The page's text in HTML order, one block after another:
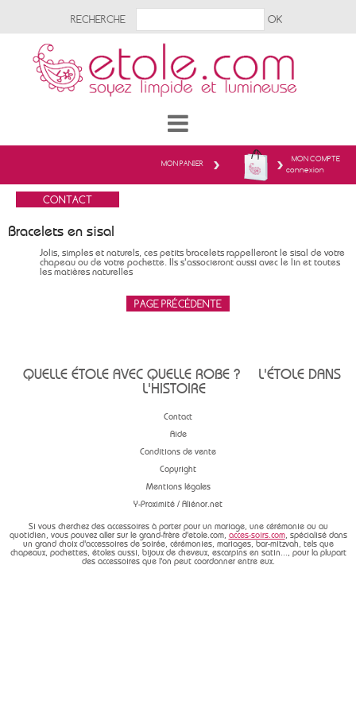
MON COMPTE
connexion
MON PANIER
RECHERCHE
Bracelets en sisal
Jolis, simples et naturels, ces petits bracelets rappelleront le sisal de votre
chapeau ou de votre pochette. Ils s'associeront aussi avec le lin et toutes
les matières naturelles
QUELLE ÉTOLE AVEC QUELLE ROBE ?
L'ÉTOLE DANS
L'HISTOIRE
Contact
Aide
Conditions de vente
Copyright
Mentions légales
Y-Proximité / Aliénor.net
Si vous cherchez des accessoires à porter pour un mariage, une cérémonie ou au
quotidien, vous pouvez aller sur le grand-frère d'etole.com, acces-soirs.com, spécialisé dans
un grand choix d'accessoires de soirée, cérémonies, mariages, bar-mitzvah, tels que
chapeaux, pochettes, étoles aussi, bijoux de cheveux, escarpins en satin..., pour la plupart
des accessoires que l'on peut coordonner entre eux.